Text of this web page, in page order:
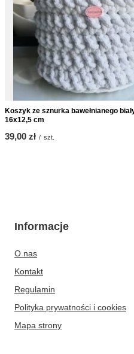
Koszyk ze sznurka bawełnianego
16x12,5 cm
39,00 zł / szt.
Informacje
O nas
Kontakt
Regulamin
Polityka prywatności i cookies
Mapa strony